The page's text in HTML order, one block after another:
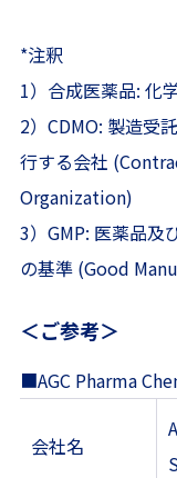
*注釈
1）合成医薬品: 化
2）CDMO: 製造受
行する会社
Organization)
3）GMP: 医薬品及
の基準 (Good
＜ご参考＞
■AGC Pharma
会社名